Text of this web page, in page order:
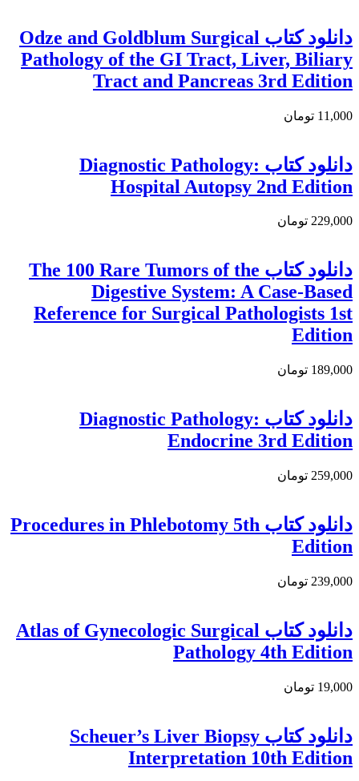
دانلود کتاب Odze and Goldblum Surgical
Pathology of the GI Tract, Liver, Biliary
Tract and Pancreas 3rd Edition
11,000 تومان
دانلود کتاب Diagnostic Pathology:
Hospital Autopsy 2nd Edition
229,000 تومان
دانلود کتاب The 100 Rare Tumors of the
Digestive System: A Case-Based
Reference for Surgical Pathologists 1st
Edition
189,000 تومان
دانلود کتاب Diagnostic Pathology:
Endocrine 3rd Edition
259,000 تومان
دانلود کتاب Procedures in Phlebotomy 5th
Edition
239,000 تومان
دانلود كتاب Atlas of Gynecologic Surgical
Pathology 4th Edition
19,000 تومان
دانلود کتاب Scheuer’s Liver Biopsy
Interpretation 10th Edition